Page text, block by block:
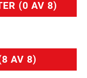
(0 AV 8)
AV 8)